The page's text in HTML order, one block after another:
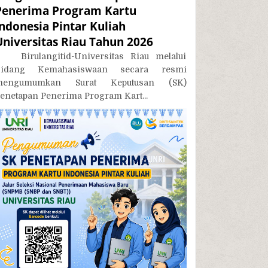
Program Kartu
Pintar Kuliah
Riau Tahun 2026
Universitas Riau melalui
Kemahasiswaan secara resmi
Surat Keputusan (SK)
Penerima Program Kart...